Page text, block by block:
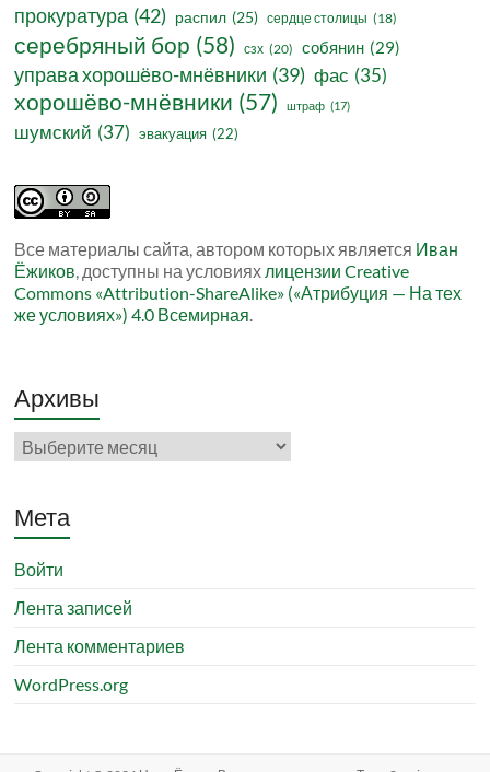
прокуратура (42) распил (25) сердце столицы (18)
серебряный бор (58) сзх (20) собянин (29)
управа хорошёво-мнёвники (39) фас (35)
хорошёво-мнёвники (57) штраф (17)
шумский (37) эвакуация (22)
Все материалы сайта, автором которых является Иван
Ёжиков, доступны на условиях лицензии Creative
Commons «Attribution-ShareAlike» («Атрибуция — На тех
же условиях») 4.0 Всемирная.
Архивы
Архивы
Мета
Войти
Лента записей
Лента комментариев
WordPress.org